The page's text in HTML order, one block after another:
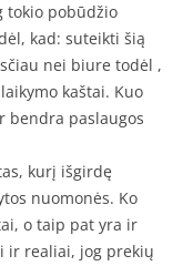
tokio pobūdžio
kad: suteikti šią
nei biure todėl ,
kaštai. Kuo
bendra paslaugos
kurį išgirdę
nuomonės. Ko
o taip pat yra ir
ir realiai, jog prekių